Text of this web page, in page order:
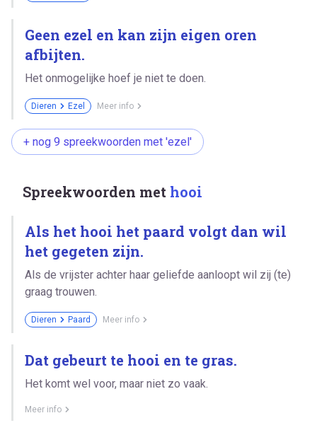
Geen ezel en kan zijn eigen oren
afbijten.
Het onmogelijke hoef je niet te doen.
Dieren Ezel Meer info
+ nog 9 spreekwoorden met 'ezel'
Spreekwoorden met hooi
Als het hooi het paard volgt dan wil
het gegeten zijn.
Als de vrijster achter haar geliefde aanloopt wil zij (te)
graag trouwen.
Dieren Paard Meer info
Dat gebeurt te hooi en te gras.
Het komt wel voor, maar niet zo vaak.
Meer info